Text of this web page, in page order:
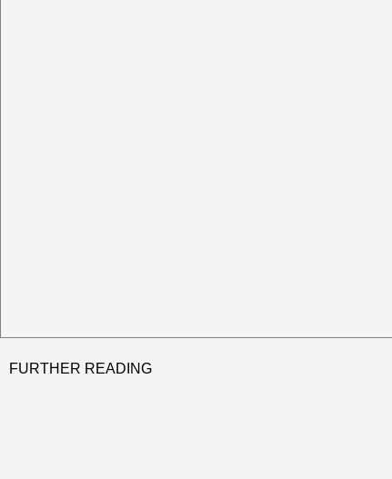
FURTHER READING